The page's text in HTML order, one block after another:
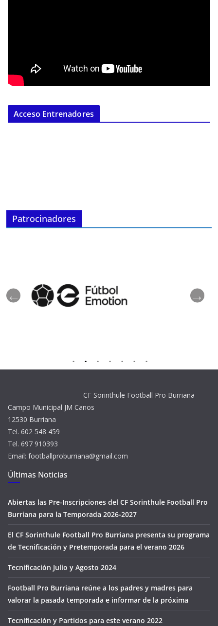
Acceso Entrenadores
Patrocinadores
CF Sorinthule Football Pro Burriana
Campo Municipal JM Canos
12530 Burriana
Tel. 602 548 459
Tel. 697 910393
Email: footballproburriana@gmail.com
Últimas Noticias
Abiertas las Pre-Inscripciones del CF Sorinthule Football Pro
Burriana para la Temporada 2026-2027
El CF Sorinthule Football Pro Burriana presenta su programa
de Tecnificación y Pretemporada para el verano 2026
Tecnificación Julio y Agosto 2024
Football Pro Burriana reúne a los padres y madres para
valorar la pasada temporada e informar de la próxima
Tecnificación y Partidos para este verano 2022